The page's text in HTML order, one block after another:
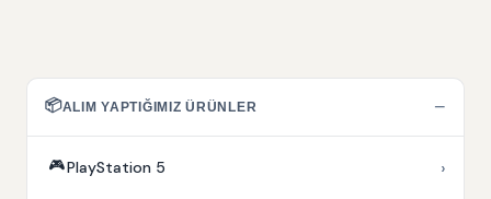
📦ALIM YAPTIĞIMIZ ÜRÜNLER −
🎮PlayStation 5 ›